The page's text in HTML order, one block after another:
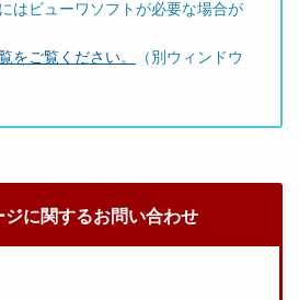
はビューワソフトが必要な場合が
をご覧ください。
（別ウィンドウ
ジに関するお問い合わせ